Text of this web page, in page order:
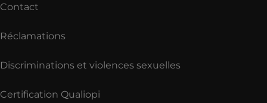
Contact
Réclamations
Discriminations et violences sexuelles
Certification Qualiopi